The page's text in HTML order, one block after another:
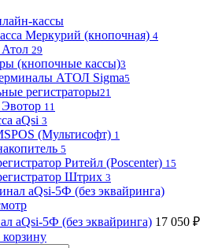
кассы
Меркурий (кнопочная) 4
29
(кнопочные кассы)3
АТОЛ Sigma5
регистраторы21
11
aQsi 3
(Мультисофт) 1
5
Ритейл (Poscenter) 15
Штрих 3
aQsi-5Ф (без эквайринга) 17 050 ₽